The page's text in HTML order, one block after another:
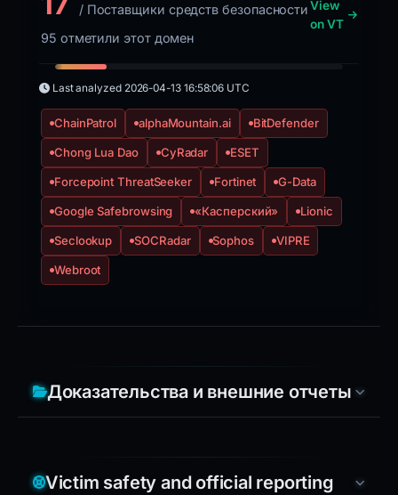
/ Поставщики средств безопасности
95 отметили этот домен
View
on VT
Last analyzed 2026-04-13 16:58:06 UTC
ChainPatrol alphaMountain.ai BitDefender
Chong Lua Dao CyRadar ESET
Forcepoint ThreatSeeker Fortinet G-Data
Google Safebrowsing «Касперский» Lionic
Seclookup SOCRadar Sophos VIPRE
Webroot
Доказательства и внешние отчеты
Victim safety and official reporting